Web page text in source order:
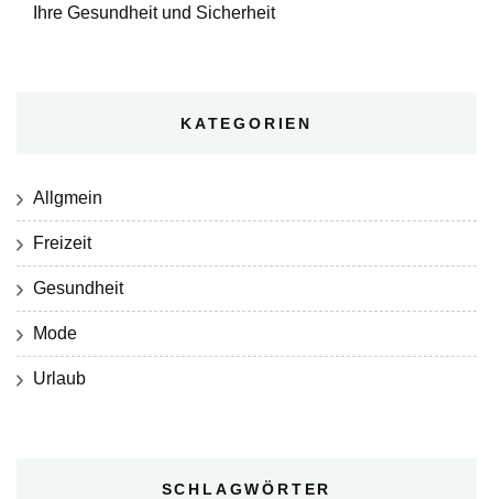
Ihre Gesundheit und Sicherheit
KATEGORIEN
Allgmein
Freizeit
Gesundheit
Mode
Urlaub
SCHLAGWÖRTER